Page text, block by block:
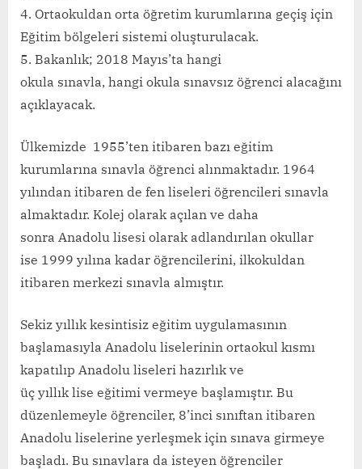
4. Ortaokuldan orta öğretim kurumlarına geçiş için
Eğitim bölgeleri sistemi oluşturulacak.
5. Bakanlık; 2018 Mayıs’ta hangi
okula sınavla, hangi okula sınavsız öğrenci alacağını
açıklayacak.
Ülkemizde 1955’ten itibaren bazı eğitim
kurumlarına sınavla öğrenci alınmaktadır. 1964
yılından itibaren de fen liseleri öğrencileri sınavla
almaktadır. Kolej olarak açılan ve daha
sonra Anadolu lisesi olarak adlandırılan okullar
ise 1999 yılına kadar öğrencilerini, ilkokuldan
itibaren merkezi sınavla almıştır.
Sekiz yıllık kesintisiz eğitim uygulamasının
başlamasıyla Anadolu liselerinin ortaokul kısmı
kapatılıp Anadolu liseleri hazırlık ve
üç yıllık lise eğitimi vermeye başlamıştır. Bu
düzenlemeyle öğrenciler, 8’inci sınıftan itibaren
Anadolu liselerine yerleşmek için sınava girmeye
başladı. Bu sınavlara da isteyen öğrenciler